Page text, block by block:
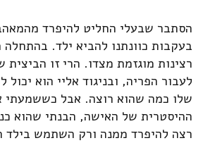
הסתבר שבעלי החליט להיפרד
בעקבות כוונתנו להביא ילד.
רצינות מוגזמת מצדו. הרי זו
לעבור הפריה, ובניגוד אליי הוא יכול
שלו כמה שהוא רוצה. אבל כששמעתי
ההיסטרית של האישה, הבנתי שהוא
רצה להיפרד ממנה ורק השתמש בילד